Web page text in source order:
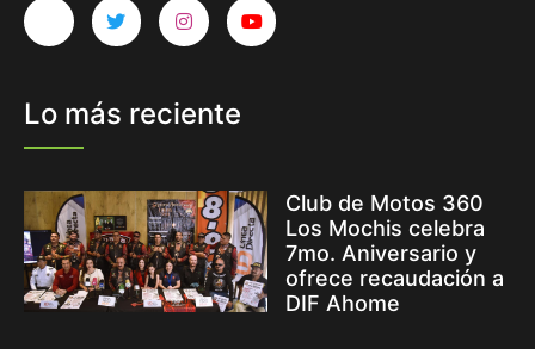
Lo más reciente
Club de Motos 360
Los Mochis celebra
7mo. Aniversario y
ofrece recaudación a
DIF Ahome